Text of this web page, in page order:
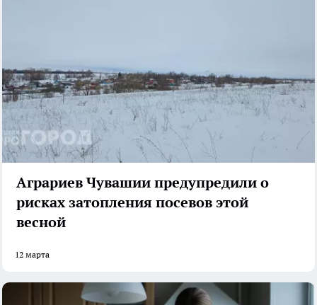
Аграриев Чувашии предупредили о
рисках затопления посевов этой
весной
12 марта